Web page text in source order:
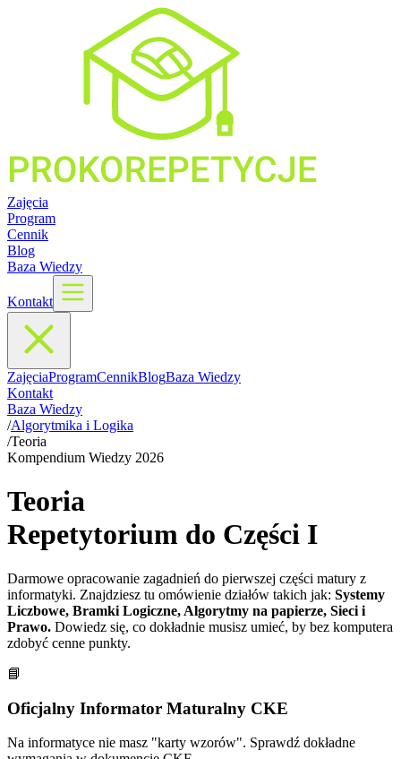
Zajęcia
Program
Cennik
Blog
Baza Wiedzy
Kontakt
ZajęciaProgramCennikBlogBaza Wiedzy
Kontakt
Baza Wiedzy
/Algorytmika i Logika
/Teoria
Kompendium Wiedzy 2026
Teoria
Repetytorium do Części I
Darmowe opracowanie zagadnień do pierwszej części matury z
informatyki. Znajdziesz tu omówienie działów takich jak: Systemy
Liczbowe, Bramki Logiczne, Algorytmy na papierze, Sieci i
Prawo. Dowiedz się, co dokładnie musisz umieć, by bez komputera
zdobyć cenne punkty.
📘
Oficjalny Informator Maturalny CKE
Na informatyce nie masz "karty wzorów". Sprawdź dokładne